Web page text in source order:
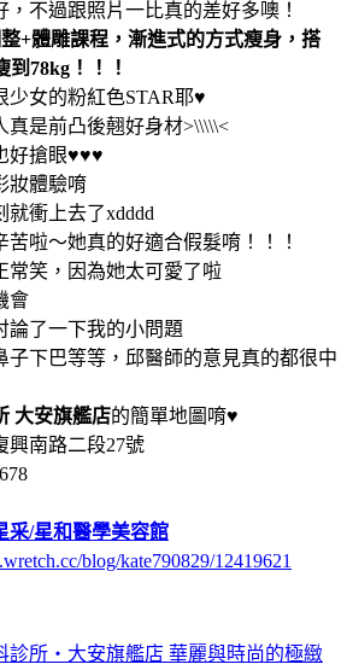
不過跟照片一比真的差好多噢！
+體雕課程，漸進式的方式瘦身，搭
到78kg！！！
少女的粉紅色STAR耶♥
真是前凸後翹好身材>\\\\\<
好搶眼♥♥♥
妝體驗唷
衝上去了xdddd
啦～她真的好適合假髮唷！！！
常笑，因為她太可愛了啦
會
論了一下我的小問題
子下巴等等，邱醫師的意見真的都很中
大安旗艦店的簡單地圖唷♥
興南路二段27號
采/星和醫學美容館
blog/kate790829/12419621
診所‧大安旗艦店 華麗與時尚的極緻